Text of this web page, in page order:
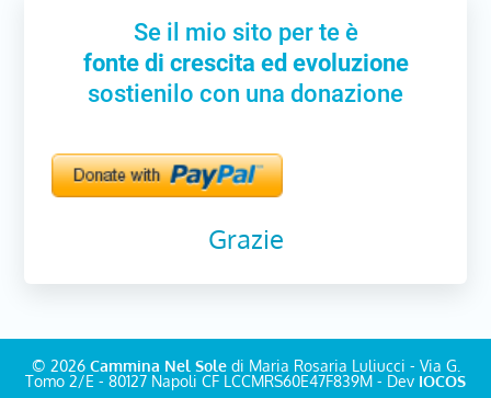
Se il mio sito per te è
fonte di crescita ed evoluzione
sostienilo con una donazione
Grazie
© 2026 Cammina Nel Soledi Maria Rosaria Luliucci - Via G.
Tomo 2/E - 80127 Napoli CF LCCMRS60E47F839M - Dev IOCOS